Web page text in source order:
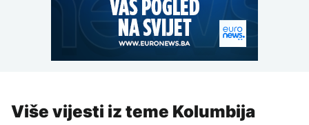
Više vijesti iz teme Kolumbija